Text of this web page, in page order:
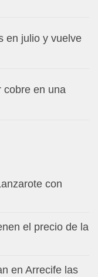
en julio y vuelve
cobre en una
con
el precio de la
en Arrecife las